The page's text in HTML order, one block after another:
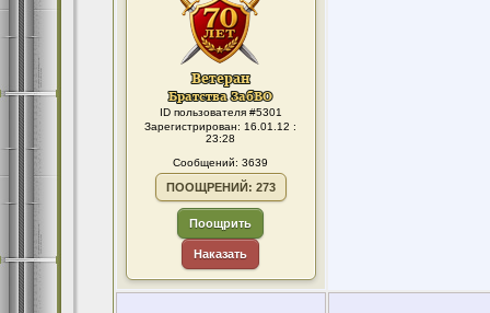
ID пользователя #5301
Зарегистрирован: 16.01.12 :
23:28
Сообщений: 3639
ПООЩРЕНИЙ: 273
Поощрить
Наказать